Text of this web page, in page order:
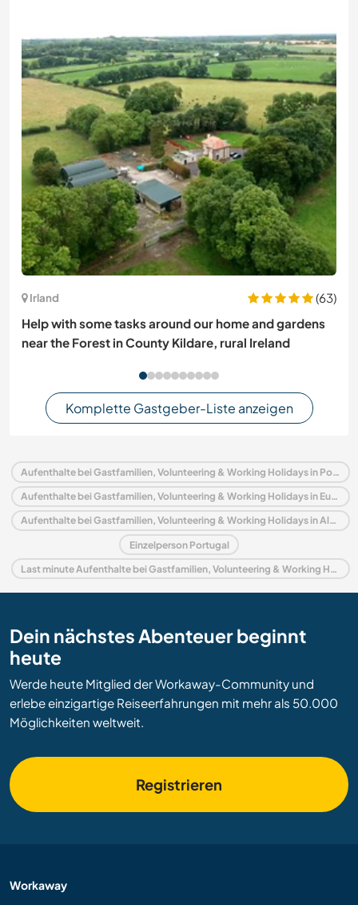
Irland
(63)
Help with some tasks around our home and gardens
near the Forest in County Kildare, rural Ireland
Komplette Gastgeber-Liste anzeigen
Aufenthalte bei Gastfamilien, Volunteering & Working Holidays in Portugal
Aufenthalte bei Gastfamilien, Volunteering & Working Holidays in Europa
Aufenthalte bei Gastfamilien, Volunteering & Working Holidays in Algarve
Einzelperson Portugal
Last minute Aufenthalte bei Gastfamilien, Volunteering & Working Holidays in Portugal
Dein nächstes Abenteuer beginnt
heute
Werde heute Mitglied der Workaway-Community und
erlebe einzigartige Reiseerfahrungen mit mehr als 50.000
Möglichkeiten weltweit.
Registrieren
Workaway